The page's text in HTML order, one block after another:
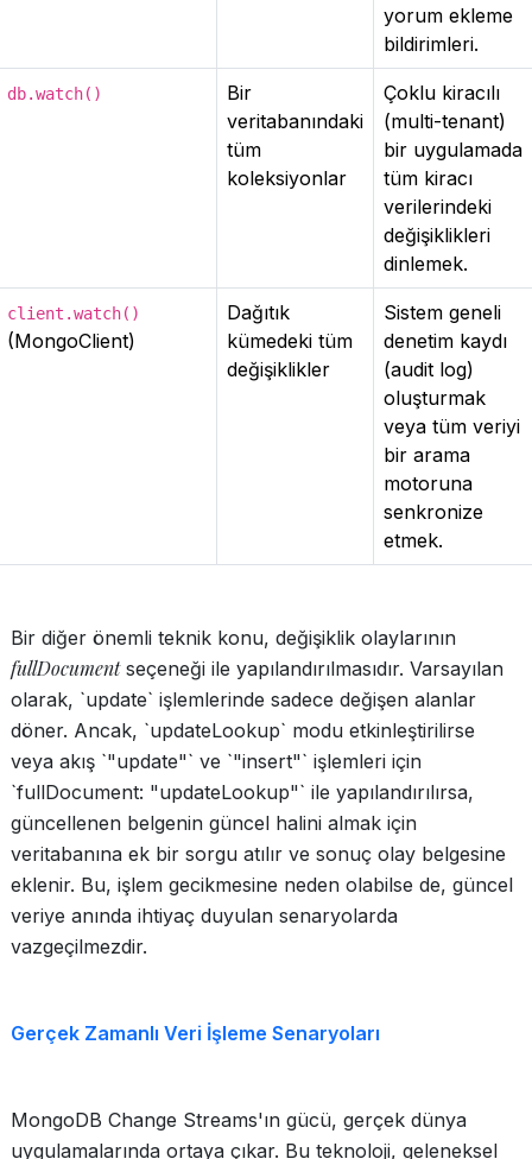
yorum ekleme
bildirimleri.
db.watch()
Bir
veritabanındaki
tüm
koleksiyonlar
Çoklu kiracılı
(multi-tenant)
bir uygulamada
tüm kiracı
verilerindeki
değişiklikleri
dinlemek.
client.watch()
(MongoClient)
Dağıtık
kümedeki tüm
değişiklikler
Sistem geneli
denetim kaydı
(audit log)
oluşturmak
veya tüm veriyi
bir arama
motoruna
senkronize
etmek.
Bir diğer önemli teknik konu, değişiklik olaylarının
fullDocumentseçeneği ile yapılandırılmasıdır. Varsayılan
olarak, `update` işlemlerinde sadece değişen alanlar
döner. Ancak, `updateLookup` modu etkinleştirilirse
veya akış `"update"` ve `"insert"` işlemleri için
`fullDocument: "updateLookup"` ile yapılandırılırsa,
güncellenen belgenin güncel halini almak için
veritabanına ek bir sorgu atılır ve sonuç olay belgesine
eklenir. Bu, işlem gecikmesine neden olabilse de, güncel
veriye anında ihtiyaç duyulan senaryolarda
vazgeçilmezdir.
Gerçek Zamanlı Veri İşleme Senaryoları
MongoDB Change Streams'ın gücü, gerçek dünya
uygulamalarında ortaya çıkar. Bu teknoloji, geleneksel